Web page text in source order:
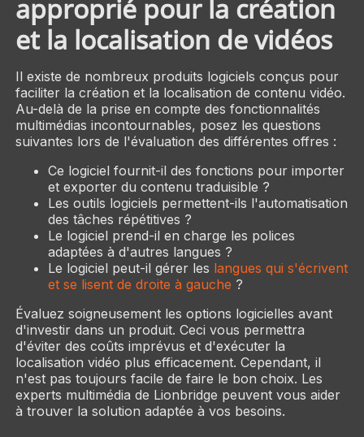
approprié pour la création
et la localisation de vidéos
Il existe de nombreux produits logiciels conçus pour
faciliter la création et la localisation de contenu vidéo.
Au-delà de la prise en compte des fonctionnalités
multimédias incontournables, posez les questions
suivantes lors de l'évaluation des différentes offres :
Ce logiciel fournit-il des fonctions pour importer
et exporter du contenu traduisible ?
Les outils logiciels permettent-ils l'automatisation
des tâches répétitives ?
Le logiciel prend-il en charge les polices
adaptées à d'autres langues ?
Le logiciel peut-il gérer les langues qui s'écrivent
et se lisent de droite à gauche ?
Évaluez soigneusement les options logicielles avant
d'investir dans un produit. Ceci vous permettra
d'éviter des coûts imprévus et d'exécuter la
localisation vidéo plus efficacement. Cependant, il
n'est pas toujours facile de faire le bon choix. Les
experts multimédia de Lionbridge peuvent vous aider
à trouver la solution adaptée à vos besoins.